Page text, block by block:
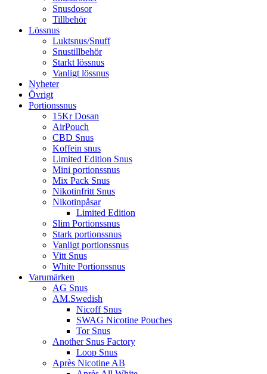
Snusdosor
Tillbehör
Lössnus
Luktsnus/Snuff
Snustillbehör
Starkt lössnus
Vanligt lössnus
Nyheter
Övrigt
Portionssnus
15Kr Dosan
AirPouch
CBD Snus
Koffein snus
Limited Edition Snus
Mini portionssnus
Mix Pack Snus
Nikotinfritt Snus
Nikotinpåsar
Limited Edition
Slim Portionssnus
Stark portionssnus
Vanligt portionssnus
Vitt Snus
White Portionssnus
Varumärken
AG Snus
AM.Swedish
Nicoff Snus
SWAG Nicotine Pouches
Tor Snus
Another Snus Factory
Loop Snus
Après Nicotine AB